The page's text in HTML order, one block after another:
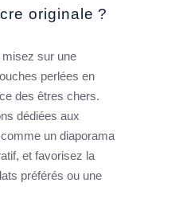
originale ?
misez sur une
perlées en
des êtres chers.
dédiées aux
un diaporama
et favorisez la
préférés ou une